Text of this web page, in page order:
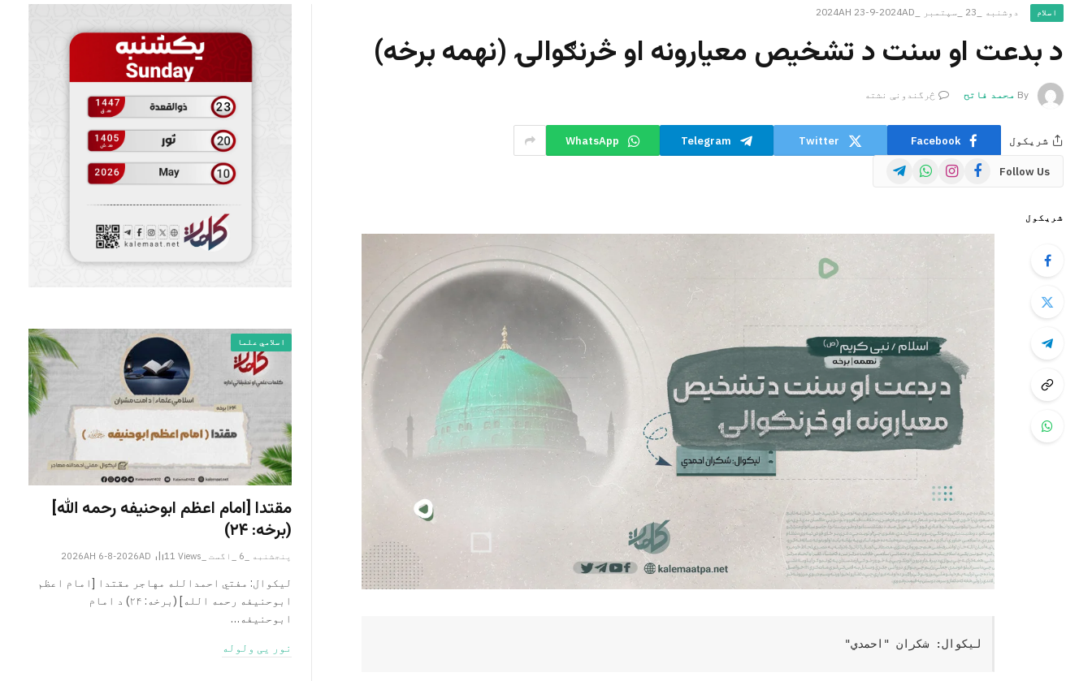
اسلام دوشنبه _23 _سپتمبر _2024AH 23-9-2024AD
د بدعت او سنت د تشخیص معیارونه او څرنګوالۍ (نهمه برخه)
By محمد فاتح څرگندونې نشته
شریکول Facebook
Twitter
Telegram
WhatsApp
Follow Us
Facebook
Instagram
WhatsApp
Telegram
شریکول
لیکوال: شکران "احمدي"
اسلامي علما
مقتدا [امام اعظم ابوحنیفه رحمه الله‎]
(برخه: ۲۴)
پنجشنبه _6 _اگست _2026AH 6-8-2026AD 11 Views
لیکوال: مفتي احمدالله مهاجر مقتدا [امام اعظم
ابوحنیفه رحمه الله‎] (برخه: ۲۴) د امام
ابوحنيفه…
نور یی ولوله